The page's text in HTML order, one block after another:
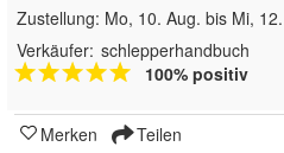
Zustellung: Mo, 10. Aug. bis Mi,
Verkäufer: schlepperhandbuch
100% positiv
Merken Teilen